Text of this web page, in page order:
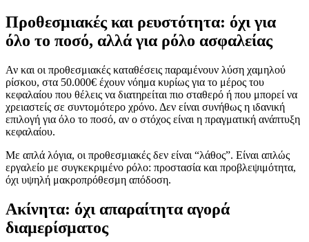
Προθεσμιακές και ρευστότητα: όχι για
όλο το ποσό, αλλά για ρόλο ασφαλείας
Αν και οι προθεσμιακές καταθέσεις παραμένουν λύση χαμηλού
ρίσκου, στα 50.000€ έχουν νόημα κυρίως για το μέρος του
κεφαλαίου που θέλεις να διατηρείται πιο σταθερό ή που μπορεί να
χρειαστείς σε συντομότερο χρόνο. Δεν είναι συνήθως η ιδανική
επιλογή για όλο το ποσό, αν ο στόχος είναι η πραγματική ανάπτυξη
κεφαλαίου.
Με απλά λόγια, οι προθεσμιακές δεν είναι “λάθος”. Είναι απλώς
εργαλείο με συγκεκριμένο ρόλο: προστασία και προβλεψιμότητα,
όχι υψηλή μακροπρόθεσμη απόδοση.
Ακίνητα: όχι απαραίτητα αγορά
διαμερίσματος